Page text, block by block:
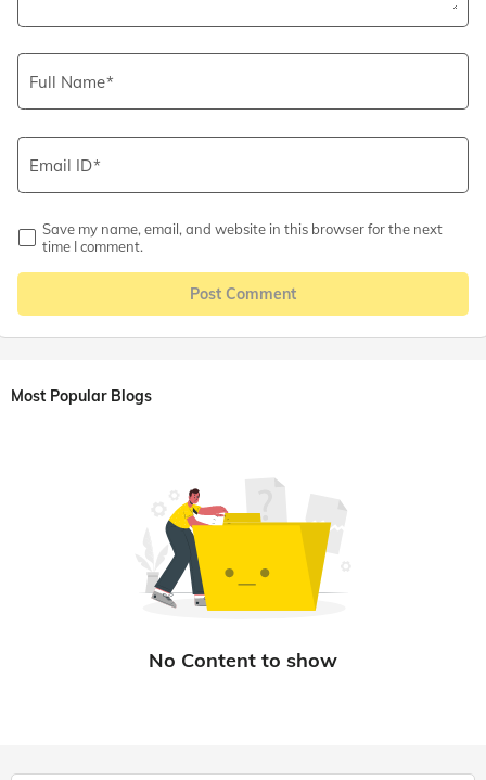
Full Name
Email ID
Save my name, email, and website in this browser for the next
time I comment.
Post Comment
Most Popular Blogs